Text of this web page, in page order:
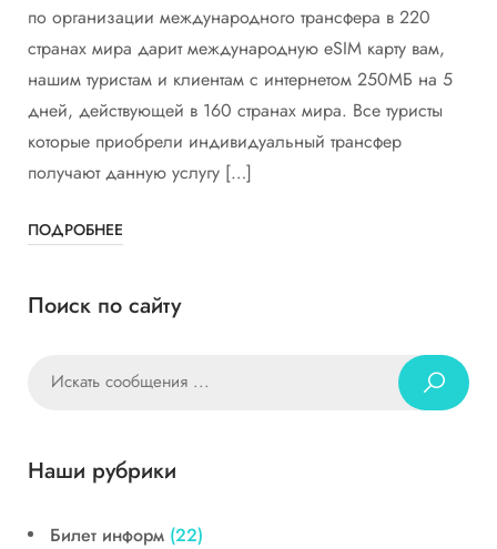
по организации международного трансфера в 220
странах мира дарит международную eSIM карту вам,
нашим туристам и клиентам с интернетом 250МБ на 5
дней, действующей в 160 странах мира. Все туристы
которые приобрели индивидуальный трансфер
получают данную услугу […]
ПОДРОБНЕЕ
Поиск по сайту
Наши рубрики
Билет информ (22)